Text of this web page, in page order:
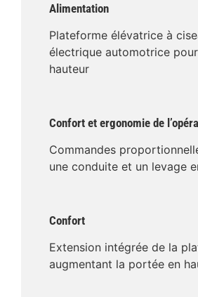
Alimentation
Plateforme élévatrice à
électrique automotrice
hauteur
Confort et ergonomie de
Commandes
une conduite et un levage
Confort
Extension intégrée de la
augmentant la portée en